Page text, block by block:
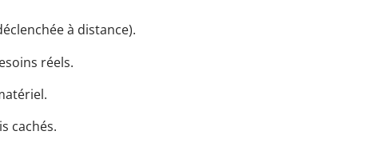
à distance).
réels.
cachés.